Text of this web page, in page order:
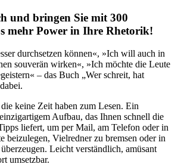
und bringen Sie mit 300
mehr Power in Ihre Rhetorik!
durchsetzen können«, »Ich will auch in
souverän wirken«, »Ich möchte die Leute
– das Buch „Wer schreit, hat
keine Zeit haben zum Lesen. Ein
Aufbau, das Ihnen schnell die
liefert, um per Mail, am Telefon oder in
beizulegen, Vielredner zu bremsen oder in
Leicht verständlich, amüsant
umsetzbar.